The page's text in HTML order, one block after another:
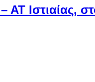
ΑΤ Ιστιαίας,